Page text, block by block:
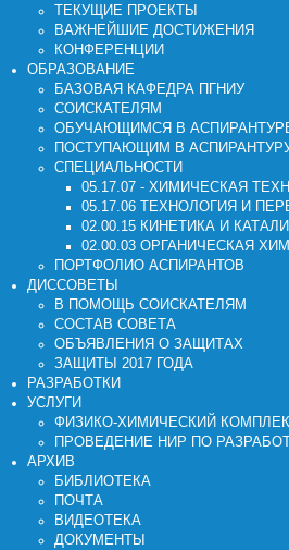
ТЕКУЩИЕ ПРОЕКТЫ
ВАЖНЕЙШИЕ ДОСТИЖЕНИЯ
КОНФЕРЕНЦИИ
ОБРАЗОВАНИЕ
БАЗОВАЯ КАФЕДРА ПГНИУ
СОИСКАТЕЛЯМ
ОБУЧАЮЩИМСЯ В
ПОСТУПАЮЩИМ В
СПЕЦИАЛЬНОСТИ
05.17.07 - ХИМИЧЕСКАЯ
05.17.06 ТЕХНОЛОГИЯ И
02.00.15 КИНЕТИКА И
02.00.03 ОРГАНИЧЕСКАЯ
ПОРТФОЛИО АСПИРАНТОВ
ДИССОВЕТЫ
В ПОМОЩЬ СОИСКАТЕЛЯМ
СОСТАВ СОВЕТА
ОБЪЯВЛЕНИЯ О ЗАЩИТАХ
ЗАЩИТЫ 2017 ГОДА
РАЗРАБОТКИ
УСЛУГИ
ФИЗИКО-ХИМИЧЕСКИЙ
ПРОВЕДЕНИЕ НИР ПО
АРХИВ
БИБЛИОТЕКА
ПОЧТА
ВИДЕОТЕКА
ДОКУМЕНТЫ